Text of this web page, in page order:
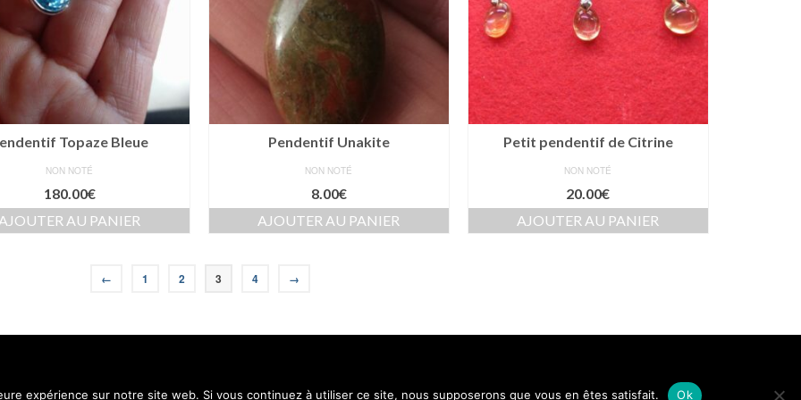
Topaze Bleue
NON NOTÉ
180.00€
AJOUTER AU PANIER
Pendentif Unakite
NON NOTÉ
8.00€
AJOUTER AU PANIER
Petit pendentif de Citrine
NON NOTÉ
20.00€
AJOUTER AU PANIER
← 1 2 3 4 →
Contact Mentions légales Conditions générales de vente Politique de confidentialité
expérience sur notre site web. Si vous continuez à utiliser ce site, nous supposerons que vous en êtes satisfait. Ok